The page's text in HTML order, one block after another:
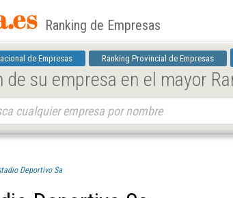
Ranking de Empresas
de Empresas Ranking Provincial de Empresas
de su empresa en el mayor
Deportivo Sa